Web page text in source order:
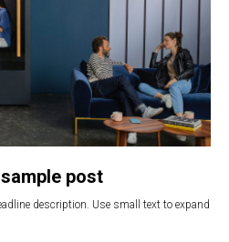
post
description. Use small text to expand